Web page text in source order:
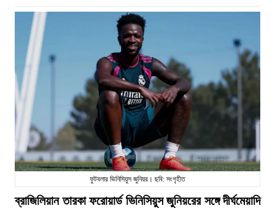
ফুটবলার ভিনিসিয়ুস জুনিয়র। ছবি: সংগৃহীত
ব্রাজিলিয়ান তারকা ফরোয়ার্ড ভিনিসিয়ুস জুনিয়রের সঙ্গে দীর্ঘমেয়াদি